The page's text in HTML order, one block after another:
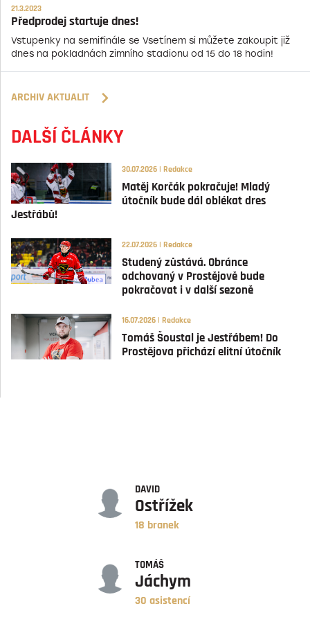
21.3.2023
Předprodej startuje dnes!
Vstupenky na semifinále se Vsetínem si můžete zakoupit již
dnes na pokladnách zimního stadionu od 15 do 18 hodin!
ARCHIV AKTUALIT
DALŠÍ ČLÁNKY
30.07.2026 | Redakce
Matěj Korčák pokračuje! Mladý
útočník bude dál oblékat dres
Jestřábů!
22.07.2026 | Redakce
Studený zůstává. Obránce
odchovaný v Prostějově bude
pokračovat i v další sezoně
16.07.2026 | Redakce
Tomáš Šoustal je Jestřábem! Do
Prostějova přichází elitní útočník
DAVID
Ostřížek
18 branek
TOMÁŠ
Jáchym
30 asistencí